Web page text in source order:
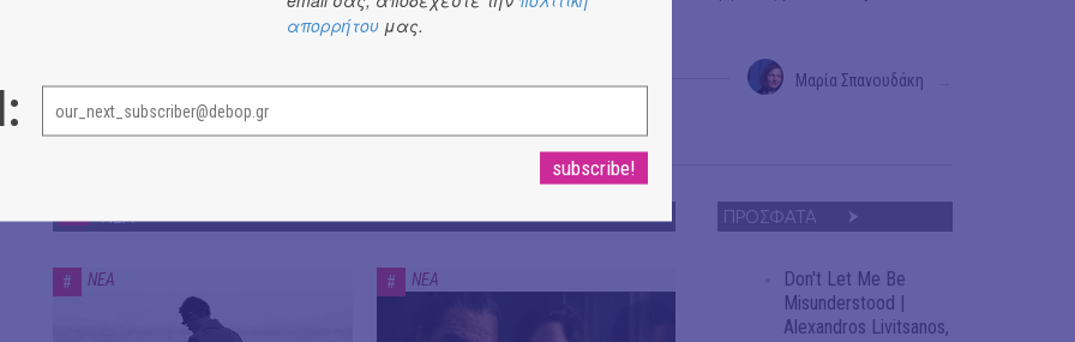
Μαρία Σπανουδάκη
ΝΕΑ
# ΝΕΑ # ΝΕΑ
ΠΡΟΣΦΑΤΑ
Don't Let Me Be
Misunderstood |
Alexandros Livitsanos,
απορρήτου μας.